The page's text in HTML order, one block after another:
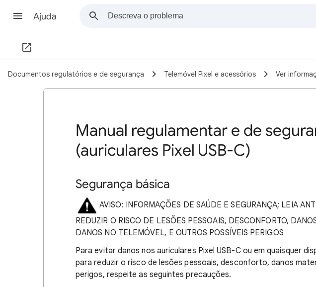
Ajuda
Documentos regulatórios e de segurança Telemóvel Pixel e acessórios Ver
Manual regulamentar e de
(auriculares Pixel USB-C)
Segurança básica
AVISO: INFORMAÇÕES DE SAÚDE E SEGURANÇA; LEIA
REDUZIR O RISCO DE LESÕES PESSOAIS, DESCONFORTO,
DANOS NO TELEMÓVEL, E OUTROS POSSÍVEIS PERIGOS
Para evitar danos nos auriculares Pixel USB-C ou em quaisquer
para reduzir o risco de lesões pessoais, desconforto, danos
perigos, respeite as seguintes precauções.